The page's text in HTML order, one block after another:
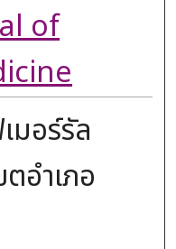
of
มอร์รัล
อำเภอ